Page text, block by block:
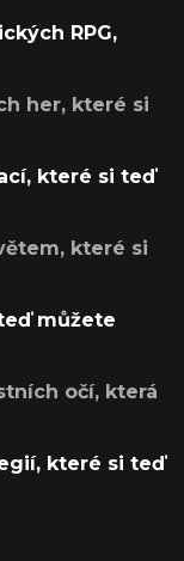
RPG,
her, které si
které si teď
které si
můžete
očí, která
které si teď